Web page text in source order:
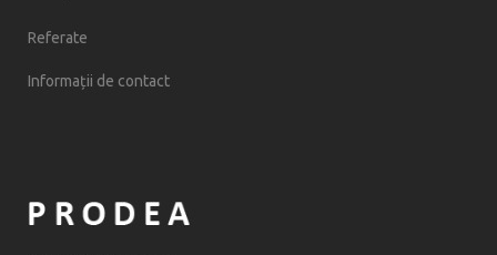
Referate
Informații de contact